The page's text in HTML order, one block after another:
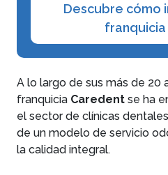
Descubre cómo
A lo largo de sus más de 20
franquicia Caredent se ha
el sector de clínicas
de un modelo de servicio
la calidad integral.